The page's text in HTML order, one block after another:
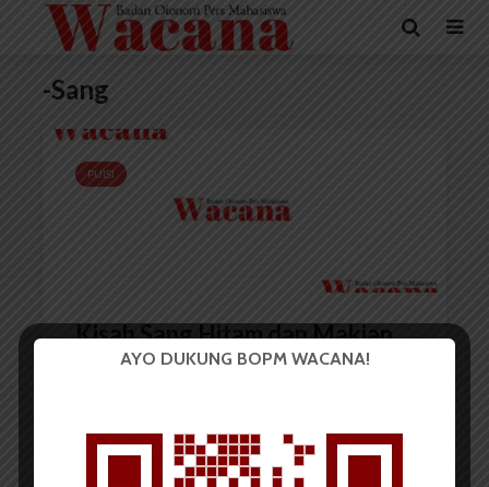
-Sang
PUISI
Kisah Sang Hitam dan Makian
AYO DUKUNG BOPM WACANA!